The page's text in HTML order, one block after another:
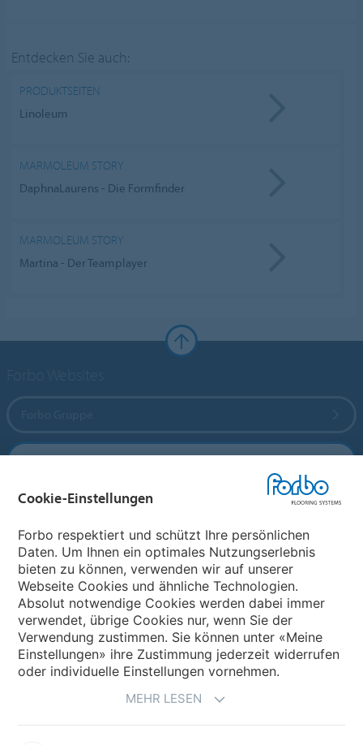
Entdecken Sie auch:
PRODUKTSEITEN
Linoleum
MARMOLEUM STORY
DaphnaLaurens - Die Formfinder
MARMOLEUM STORY
Martina - Der Teamplayer
Forbo Flooring Systems
Forbo Movement Systems
Land auswählen
Land auswählen
Cookie-Einstellungen
Forbo respektiert und schützt Ihre persönlichen
Daten. Um Ihnen ein optimales Nutzungserlebnis
bieten zu können, verwenden wir auf unserer
Webseite Cookies und ähnliche Technologien.
Absolut notwendige Cookies werden dabei immer
verwendet, übrige Cookies nur, wenn Sie der
Verwendung zustimmen. Sie können unter «Meine
Einstellungen» ihre Zustimmung jederzeit widerrufen
oder individuelle Einstellungen vornehmen.
MEHR LESEN